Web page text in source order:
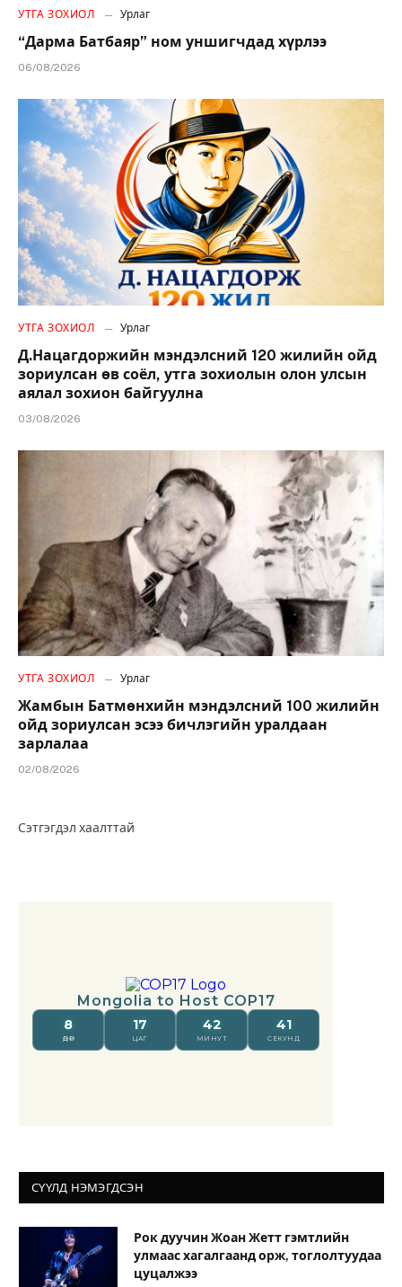
УТГА ЗОХИОЛ Урлаг
“Дарма Батбаяр” ном уншигчдад хүрлээ
06/08/2026
УТГА ЗОХИОЛ Урлаг
Д.Нацагдоржийн мэндэлсний 120 жилийн ойд
зориулсан өв соёл, утга зохиолын олон улсын
аялал зохион байгуулна
03/08/2026
УТГА ЗОХИОЛ Урлаг
Жамбын Батмөнхийн мэндэлсний 100 жилийн
ойд зориулсан эсээ бичлэгийн уралдаан
зарлалаа
02/08/2026
Сэтгэгдэл хаалттай
СҮҮЛД НЭМЭГДСЭН
Рок дуучин Жоан Жетт гэмтлийн
улмаас хагалгаанд орж, тоглолтуудаа
цуцалжээ